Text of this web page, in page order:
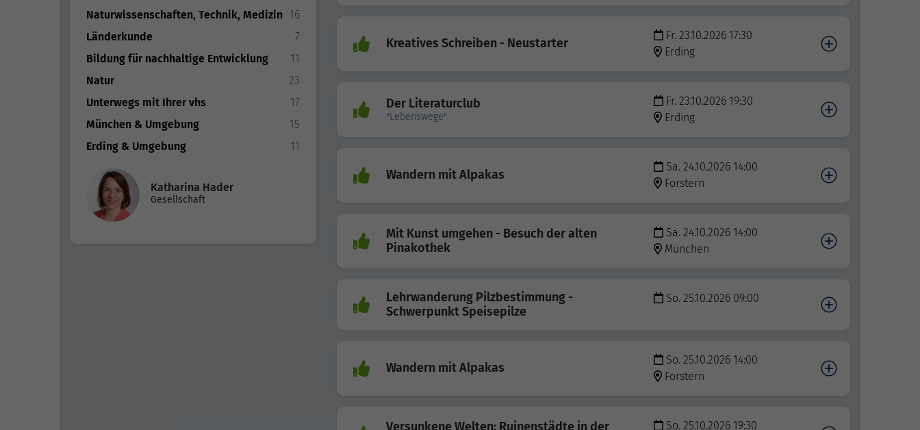
Naturwissenschaften, Technik, Medizin
16
Länderkunde
7
Bildung für nachhaltige Entwicklung
11
Natur
23
Unterwegs mit Ihrer vhs
17
München & Umgebung
15
Erding & Umgebung
11
Katharina Hader
Gesellschaft
Kreatives Schreiben - Neustarter
Fr. 23.10.2026 17:30
Erding
Der Literaturclub
"Lebenswege"
Fr. 23.10.2026 19:30
Erding
Wandern mit Alpakas
Sa. 24.10.2026 14:00
Forstern
Mit Kunst umgehen - Besuch der alten
Pinakothek
Sa. 24.10.2026 14:00
München
Lehrwanderung Pilzbestimmung -
Schwerpunkt Speisepilze
So. 25.10.2026 09:00
Wandern mit Alpakas
So. 25.10.2026 14:00
Forstern
Versunkene Welten: Ruinenstädte in der
So. 25.10.2026 19:30